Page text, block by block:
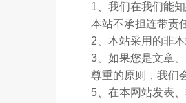
1、我们在我们能
本站不承担连带责
2、本站采用的非
3、如果您是文章
尊重的原则，我们
5、在本网站发表